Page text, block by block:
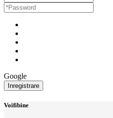
Google
Voifibine